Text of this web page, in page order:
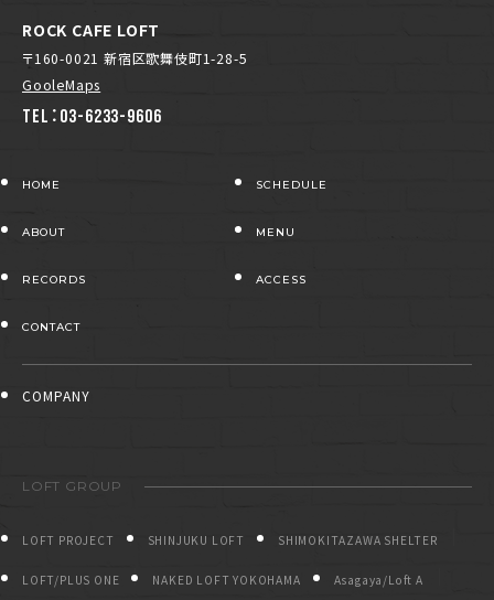
ROCK CAFE LOFT
〒160-0021 新宿区歌舞伎町1-28-5
GooleMaps
TEL：03-6233-9606
HOME SCHEDULE
ABOUT MENU
RECORDS ACCESS
CONTACT
COMPANY
LOFT GROUP
LOFT PROJECT SHINJUKU LOFT SHIMOKITAZAWA SHELTER
LOFT/PLUS ONE NAKED LOFT YOKOHAMA Asagaya/Loft A